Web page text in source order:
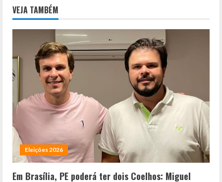
VEJA TAMBÉM
Eleições 2026
Em Brasília, PE poderá ter dois Coelhos: Miguel